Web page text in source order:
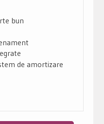
bun
de amortizare